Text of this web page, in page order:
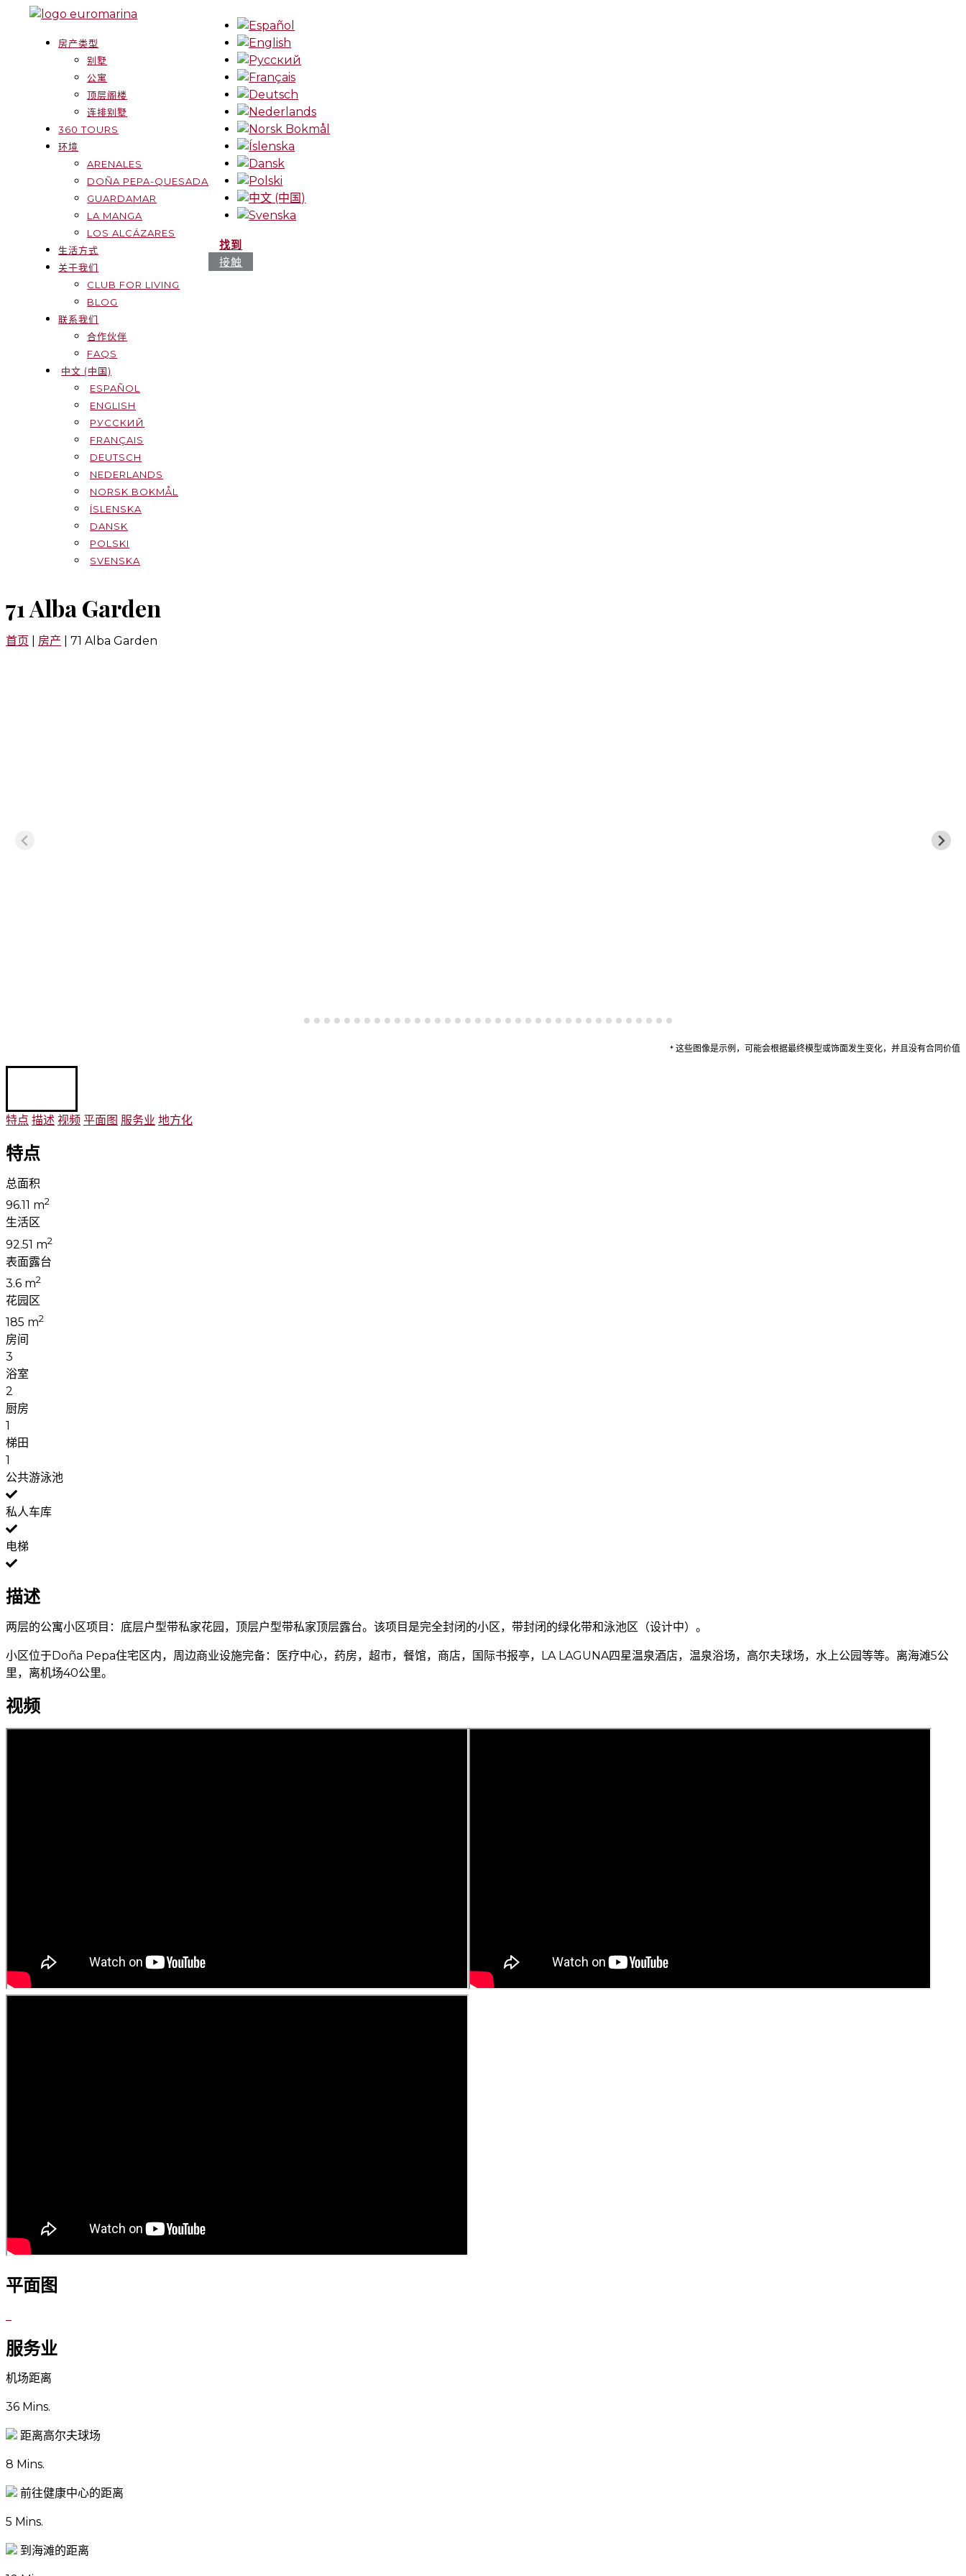
房产类型
别墅
公寓
顶层阁楼
连排别墅
360 TOURS
环境
ARENALES
DOÑA PEPA-QUESADA
GUARDAMAR
LA MANGA
LOS ALCÁZARES
生活方式
关于我们
CLUB FOR LIVING
BLOG
联系我们
合作伙伴
FAQS
中文 (中国)
ESPAÑOL
ENGLISH
РУССКИЙ
FRANÇAIS
DEUTSCH
NEDERLANDS
NORSK BOKMÅL
ÍSLENSKA
DANSK
POLSKI
SVENSKA
找到
接触
71 Alba Garden
首页 房产 71 Alba Garden
* 这些图像是示例，可能会根据最终模型或饰面发生变化，并且没有合同价值
特点 描述 视频 平面图 服务业 地方化
特点
总面积
96.11 m2
生活区
92.51 m2
表面露台
3.6 m2
花园区
185 m2
房间
3
浴室
2
厨房
1
梯田
1
公共游泳池
私人车库
电梯
描述
两层的公寓小区项目：底层户型带私家花园，顶层户型带私家顶层露台。该项目是完全封闭的小区，带封闭的绿化带和泳池区（设计中）。
小区位于Doña Pepa住宅区内，周边商业设施完备：医疗中心，药房，超市，餐馆，商店，国际书报亭，LA LAGUNA四星温泉酒店，温泉浴场，高尔夫球场，水上公园等等。离海滩5公
里，离机场40公里。
视频
平面图
服务业
机场距离
36 Mins.
距离高尔夫球场
8 Mins.
前往健康中心的距离
5 Mins.
到海滩的距离